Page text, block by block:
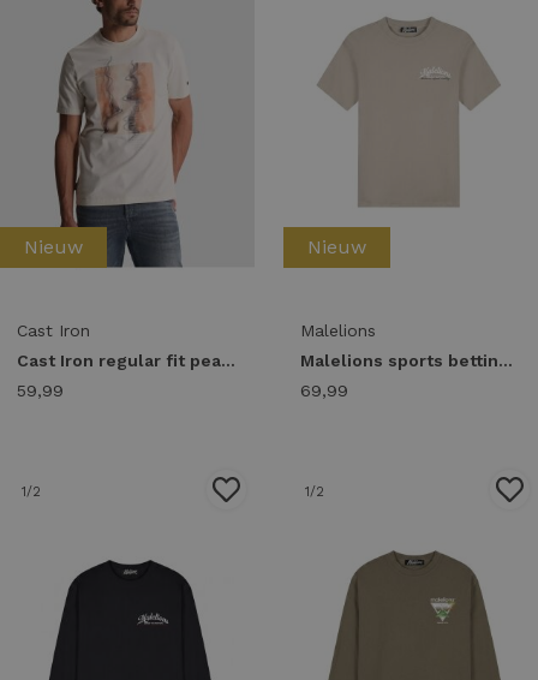
Nieuw
Cast Iron
Cast Iron regular fit peached jersey ctss2608509 Print T-shirts 7555 white down
59,99
Nieuw
Malelions
Malelions sports betting t-shirt mma50026023 Print T-shirts 40032 almond
69,99
1/2 1/2